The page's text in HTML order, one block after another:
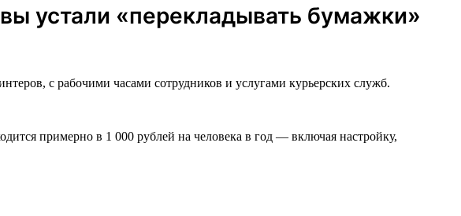
устали «перекладывать бумажки»
с рабочими часами сотрудников и услугами курьерских служб.
примерно в 1 000 рублей на человека в год — включая настройку,